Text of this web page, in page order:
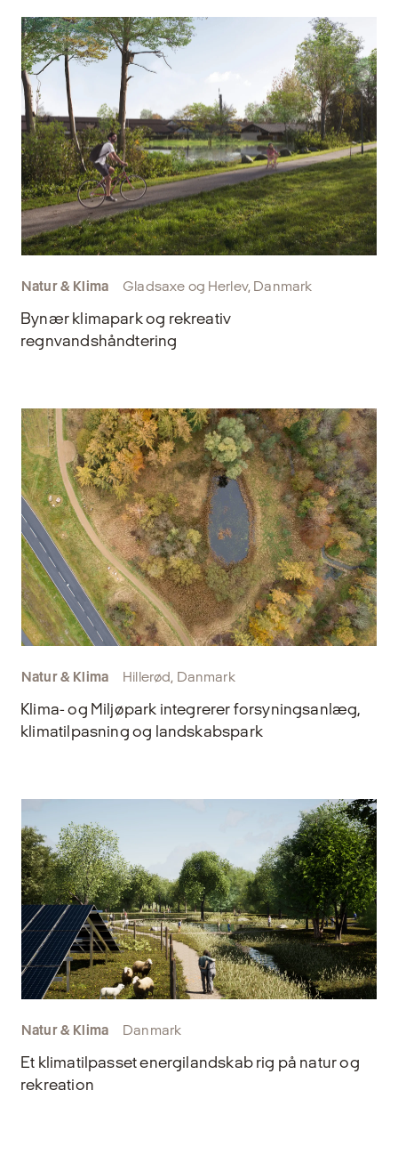
Natur & Klima Gladsaxe og Herlev, Danmark
Bynær klimapark og rekreativ
regnvandshåndtering
Natur & Klima Hillerød, Danmark
Klima- og Miljøpark integrerer forsyningsanlæg,
klimatilpasning og landskabspark
Natur & Klima Danmark
Et klimatilpasset energilandskab rig på natur og
rekreation